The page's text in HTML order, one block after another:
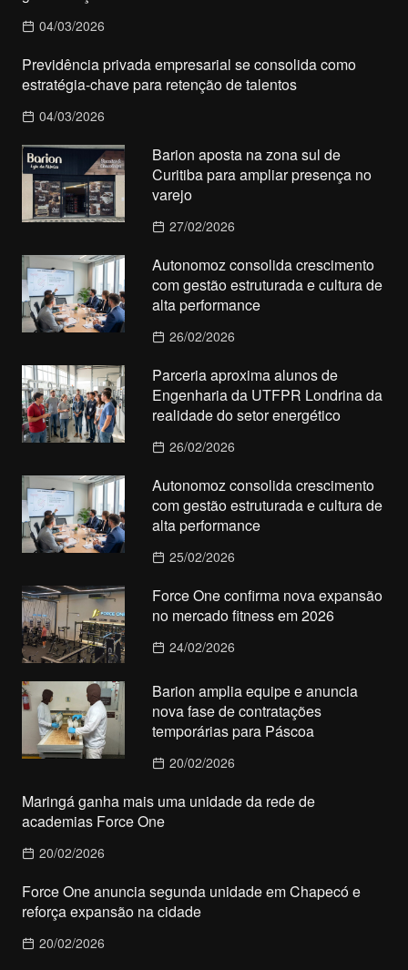
04/03/2026
Previdência privada empresarial se consolida como
estratégia-chave para retenção de talentos
04/03/2026
Barion aposta na zona sul de
Curitiba para ampliar presença no
varejo
27/02/2026
Autonomoz consolida crescimento
com gestão estruturada e cultura de
alta performance
26/02/2026
Parceria aproxima alunos de
Engenharia da UTFPR Londrina da
realidade do setor energético
26/02/2026
Autonomoz consolida crescimento
com gestão estruturada e cultura de
alta performance
25/02/2026
Force One confirma nova expansão
no mercado fitness em 2026
24/02/2026
Barion amplia equipe e anuncia
nova fase de contratações
temporárias para Páscoa
20/02/2026
Maringá ganha mais uma unidade da rede de
academias Force One
20/02/2026
Force One anuncia segunda unidade em Chapecó e
reforça expansão na cidade
20/02/2026